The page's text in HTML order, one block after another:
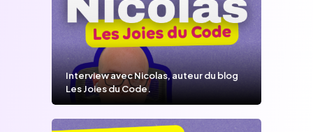
Interview avec Nicolas, auteur du blog
Les Joies du Code.